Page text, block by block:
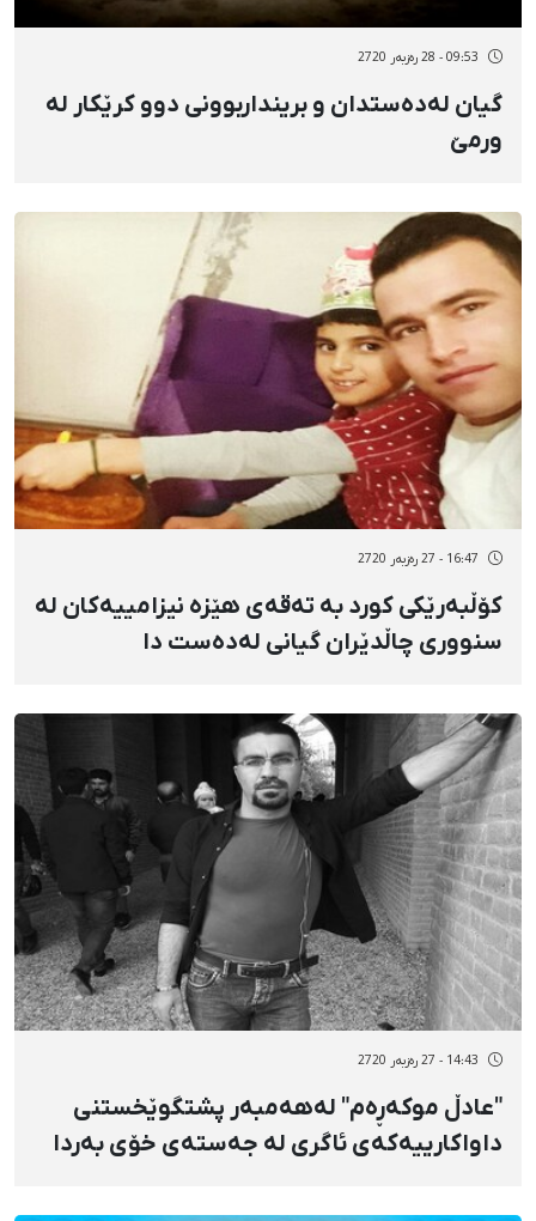
09:53 - 28 رەزبەر 2720
گیان لەدەستدان و برینداربوونی دوو کرێکار لە
ورمێ
16:47 - 27 رەزبەر 2720
کۆڵبەرێکی کورد بە تەقەی هێزە نیزامییەکان لە
سنووری چاڵدێران گیانی لەدەست دا
14:43 - 27 رەزبەر 2720
"عادڵ موكەڕەم" لەهەمبەر پشتگوێخستنی
داواکارییەکەی ئاگری لە جەستەی خۆی بەردا